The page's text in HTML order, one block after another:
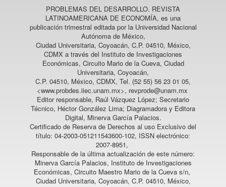
PROBLEMAS DEL DESARROLLO. REVISTA
LATINOAMERICANA DE ECONOMÍA, es una
publicación trimestral editada por la Universidad Nacional
Autónoma de México,
Ciudad Universitaria, Coyoacán, C.P. 04510, México,
CDMX a través del Instituto de Investigaciones
Económicas, Circuito Mario de la Cueva, Ciudad
Universitaria, Coyoacán,
C.P. 04510, México, CDMX, Tel. (52 55) 56 23 01 05,
<www.probdes.iiec.unam.mx>, revprode@unam.mx
Editor responsable, Raúl Vázquez López; Secretario
Técnico, Héctor González Lima; Diagramadora y Editora
Digital, Minerva García Palacios.
Certificado de Reserva de Derechos al uso Exclusivo del
título: 04-2003-051211543600-102, ISSN electrónico:
2007-8951,
Responsable de la última actualización de este número:
Minerva García Palacios, Instituto de Investigaciones
Económicas, Circuito Maestro Mario de la Cueva s/n,
Ciudad Universitaria, Coyoacán, C.P. 04510, México,